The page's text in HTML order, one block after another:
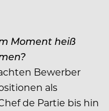
Moment heiß
Bewerber
als
de Partie bis hin